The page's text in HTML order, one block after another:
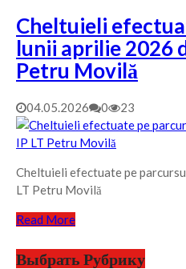
Cheltuieli
lunii aprilie 2026
Petru Movilă
04.05.2026 0 23
Cheltuieli efectuate pe
LT Petru Movilă
Read More
Выбрать Рубрику